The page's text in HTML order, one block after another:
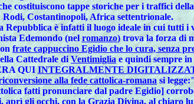
costituiscono tappe storiche per i traffici
Rodi, Costantinopoli, Africa settentrionale.
è infatti il luogo ideale in cui tutti
Edemondo(nelromanzo) trova la forza di
frate cappuccino Egidio che lo cura, senza
Cattedrale diVentimigliae quindi sempre
QUIINTEGRALMENTE
alla fede cattolica-romanasi
fatti pronunciare dal padre Egidio]
gli occhi, con la Grazia Divina, al chiaro